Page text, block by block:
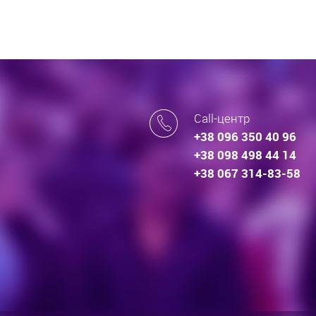
Call-центр
+38 096 350 40 96
+38 098 498 44 14
+38 067 314-83-58